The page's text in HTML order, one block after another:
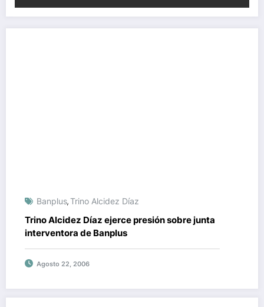
Banplus,Trino Alcidez Díaz
Trino Alcidez Díaz ejerce presión sobre junta
interventora de Banplus
Agosto 22, 2006